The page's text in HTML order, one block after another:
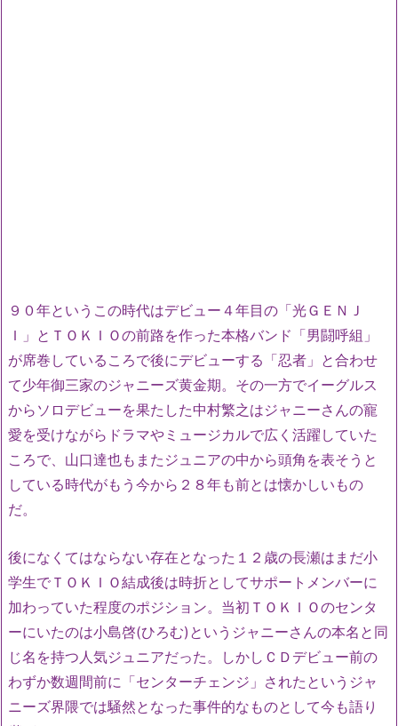
９０年というこの時代はデビュー４年目の「光ＧＥＮＪ
Ｉ」とＴＯＫＩＯの前路を作った本格バンド「男闘呼組」
が席巻しているころで後にデビューする「忍者」と合わせ
て少年御三家のジャニーズ黄金期。その一方でイーグルス
からソロデビューを果たした中村繁之はジャニーさんの寵
愛を受けながらドラマやミュージカルで広く活躍していた
ころで、山口達也もまたジュニアの中から頭角を表そうと
している時代がもう今から２８年も前とは懐かしいもの
だ。
後になくてはならない存在となった１２歳の長瀬はまだ小
学生でＴＯＫＩＯ結成後は時折としてサポートメンバーに
加わっていた程度のポジション。当初ＴＯＫＩＯのセンタ
ーにいたのは小島啓(ひろむ)というジャニーさんの本名と同
じ名を持つ人気ジュニアだった。しかしＣＤデビュー前の
わずか数週間前に「センターチェンジ」されたというジャ
ニーズ界隈では騒然となった事件的なものとして今も語り